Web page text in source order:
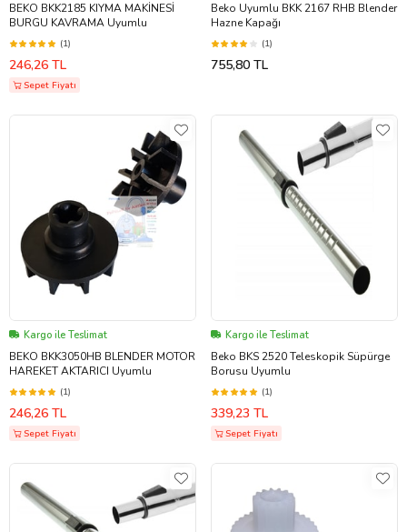
BEKO BKK2185 KIYMA MAKİNESİ
BURGU KAVRAMA Uyumlu
(1)
246,26 TL
Sepet Fiyatı
Beko Uyumlu BKK 2167 RHB Blender
Hazne Kapağı
(1)
755,80 TL
Kargo ile Teslimat
BEKO BKK3050HB BLENDER MOTOR
HAREKET AKTARICI Uyumlu
(1)
246,26 TL
Sepet Fiyatı
Kargo ile Teslimat
Beko BKS 2520 Teleskopik Süpürge
Borusu Uyumlu
(1)
339,23 TL
Sepet Fiyatı